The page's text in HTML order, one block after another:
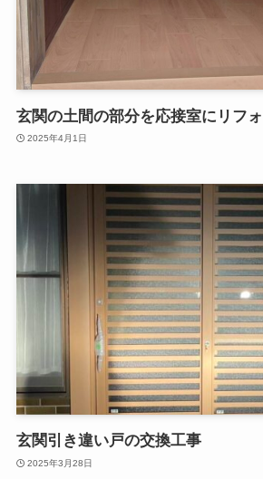
玄関の土間の部分を応接室にリフ
2025年4月1日
玄関引き違い戸の交換工事
2025年3月28日